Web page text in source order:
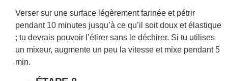
Verser sur une surface légèrement farinée et pétrir
pendant 10 minutes jusqu’à ce qu’il soit doux et élastique
; tu devrais pouvoir l’étirer sans le déchirer. Si tu utilises
un mixeur, augmente un peu la vitesse et mixe pendant 5
min.